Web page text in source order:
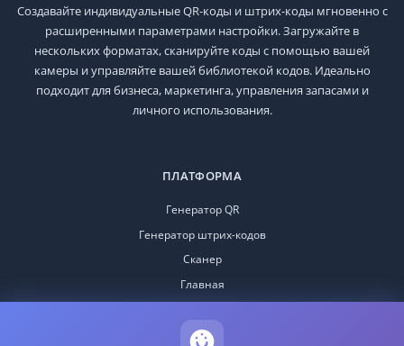
Создавайте индивидуальные QR-коды и штрих-коды мгновенно с
расширенными параметрами настройки. Загружайте в
нескольких форматах, сканируйте коды с помощью вашей
камеры и управляйте вашей библиотекой кодов. Идеально
подходит для бизнеса, маркетинга, управления запасами и
личного использования.
ПЛАТФОРМА
Генератор QR
Генератор штрих-кодов
Сканер
Главная
РЕСУРСЫ